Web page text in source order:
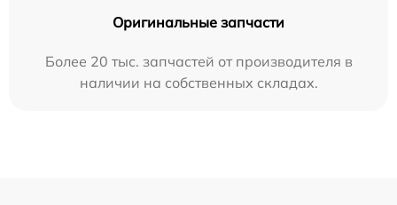
Оригинальные запчасти
Более 20 тыс. запчастей от производителя в
наличии на собственных складах.